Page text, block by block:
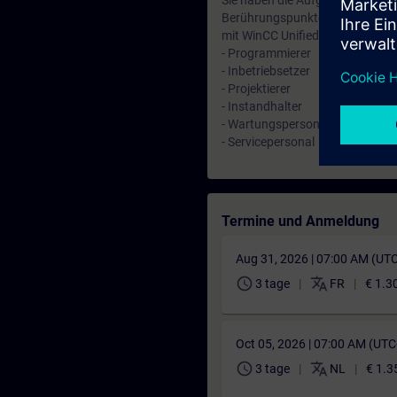
Berührungspunkte mit dem
mit WinCC Unified und Unified
- Programmierer
- Inbetriebsetzer
- Projektierer
- Instandhalter
- Wartungspersonal
- Servicepersonal
Termine und Anmeldung
Aug 31, 2026 | 07:00 AM
schedule 3 tage translate FR €
Oct 05, 2026 | 07:00 AM
schedule 3 tage translate NL €